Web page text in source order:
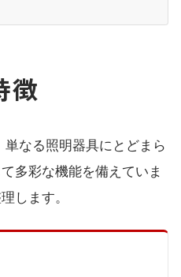
徴
単なる照明器具にとどまら
多彩な機能を備えていま
します。